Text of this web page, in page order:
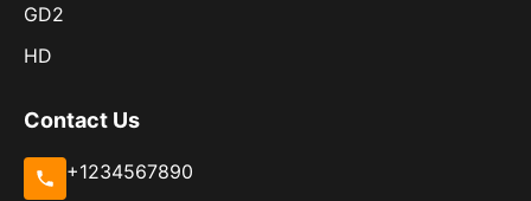
GD2
HD
Contact Us
+1234567890